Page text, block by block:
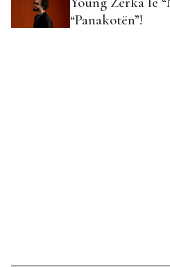
“Panakotën”!